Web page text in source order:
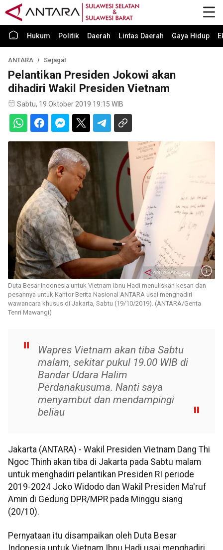
Hukum Politik Daerah Lintas Daerah Gaya Hidup
ANTARA Sejagat
Pelantikan Presiden Jokowi akan
dihadiri Wakil Presiden Vietnam
Sabtu, 19 Oktober 2019 19:15 WIB
Duta Besar Indonesia untuk Vietnam Ibnu Hadi menuliskan kesan dan
pesannya untuk Kantor Berita Nasional ANTARA usai menghadiri
wawancara khusus di Jakarta, Sabtu (19/10/2019). (ANTARA/Genta
Tenri Mawangi)
Wapres Vietnam akan tiba Sabtu
malam, sekitar pukul 19.00 WIB di
Bandar Udara Halim
Perdanakusuma. Nanti saya
menyambut dan mendampingi
beliau
Jakarta (ANTARA) - Wakil Presiden Vietnam Dang Thi
Ngoc Thinh akan tiba di Jakarta pada Sabtu malam
untuk menghadiri pelantikan Presiden RI periode
2019-2024 Joko Widodo dan Wakil Presiden Ma'ruf
Amin di Gedung DPR/MPR pada Minggu siang
(20/10).
Pernyataan itu disampaikan oleh Duta Besar
Indonesia untuk Vietnam Ibnu Hadi usai menghadiri